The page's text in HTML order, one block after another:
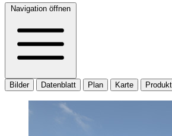
Navigation öffnen
Bilder Datenblatt Plan Karte